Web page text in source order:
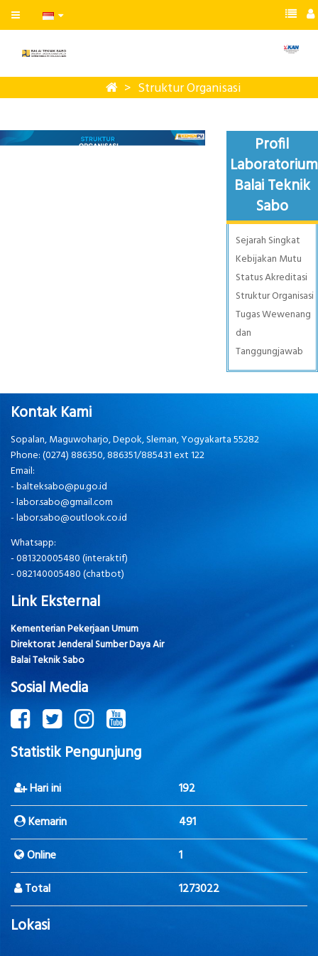
Struktur Organisasi
Profil
Laboratorium
Balai Teknik
Sabo
Sejarah Singkat
Kebijakan Mutu
Status Akreditasi
Struktur Organisasi
Tugas Wewenang
dan
Tanggungjawab
Kontak Kami
Sopalan, Maguwoharjo, Depok, Sleman, Yogyakarta 55282
Phone: (0274) 886350, 886351/885431 ext 122
Email:
-balteksabo@pu.go.id
-labor.sabo@gmail.com
-labor.sabo@outlook.co.id
Whatsapp:
-081320005480 (interaktif)
-082140005480 (chatbot)
Link Eksternal
Kementerian Pekerjaan Umum
Direktorat Jenderal Sumber Daya Air
Balai Teknik Sabo
Sosial Media
Statistik Pengunjung
Hari ini
192
Kemarin
491
Online
1
Total
1273022
Lokasi